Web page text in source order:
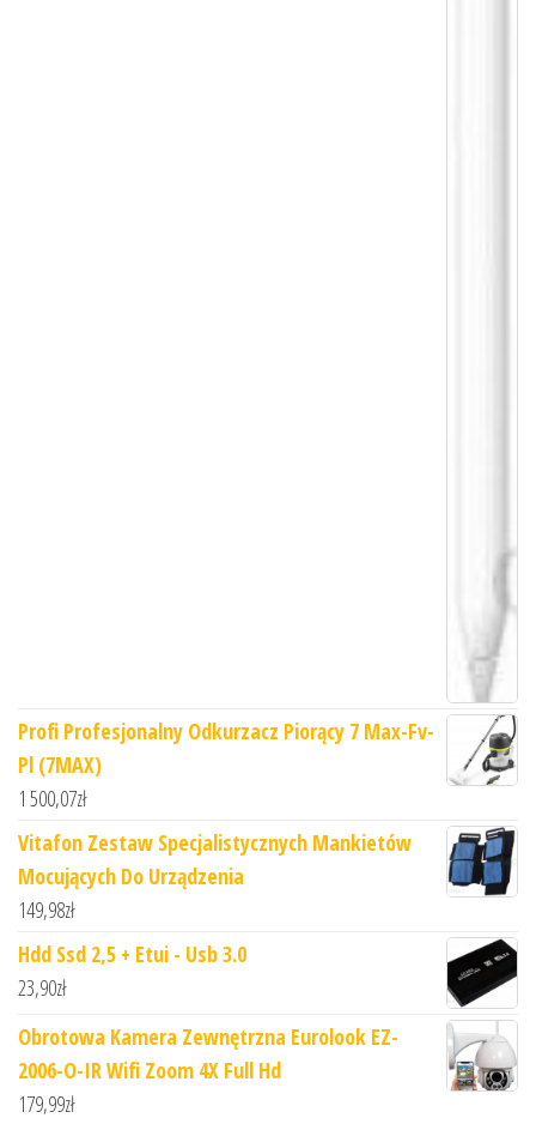
Profi Profesjonalny Odkurzacz Piorący 7 Max-Fv-
Pl (7MAX)
1 500,07zł
Vitafon Zestaw Specjalistycznych Mankietów
Mocujących Do Urządzenia
149,98zł
Hdd Ssd 2,5 + Etui - Usb 3.0
23,90zł
Obrotowa Kamera Zewnętrzna Eurolook EZ-
2006-O-IR Wifi Zoom 4X Full Hd
179,99zł